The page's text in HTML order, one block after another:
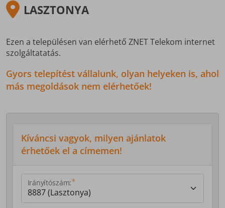
LASZTONYA
Ezen a településen van elérhető ZNET Telekom internet
szolgáltatatás.
Gyors telepítést vállalunk, olyan helyeken is, ahol
más megoldások nem elérhetőek!
Kíváncsi vagyok, milyen ajánlatok
érhetőek el a címemen!
Irányítószám: